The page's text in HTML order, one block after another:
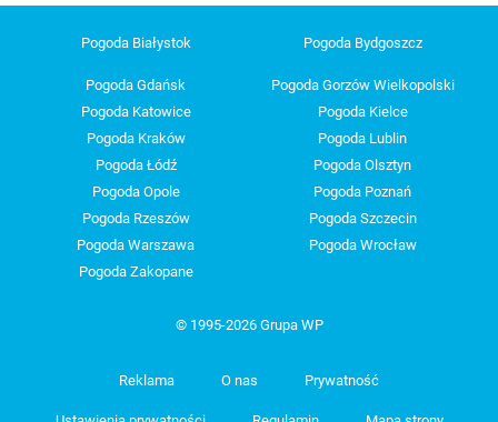
Pogoda Białystok Pogoda Bydgoszcz
Pogoda Gdańsk
Pogoda Gorzów Wielkopolski
Pogoda Katowice
Pogoda Kielce
Pogoda Kraków
Pogoda Lublin
Pogoda Łódź
Pogoda Olsztyn
Pogoda Opole
Pogoda Poznań
Pogoda Rzeszów
Pogoda Szczecin
Pogoda Warszawa
Pogoda Wrocław
Pogoda Zakopane
© 1995-2026 Grupa WP
Reklama O nas Prywatność